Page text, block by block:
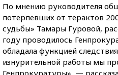
По мнению руководителя
потерпевших от терактов
судьбы» Тамары Гуровой,
году проводилось
обладала функцией
изнурительной работы мы
Генпрокуратуры», —